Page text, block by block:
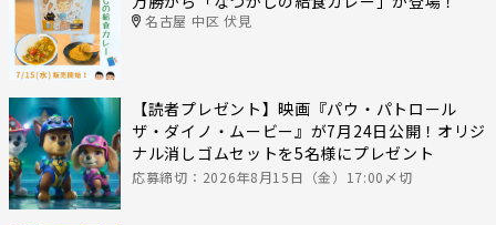
名古屋 中区 伏見
【読者プレゼント】映画『パウ・パトロール
ザ・ダイノ・ムービー』が7月24日公開！オリジ
ナル消しゴムセットを5名様にプレゼント
応募締切：2026年8月15日（金）17:00〆切